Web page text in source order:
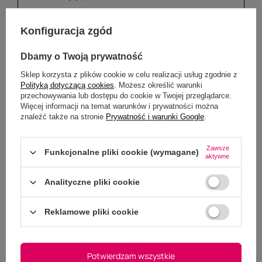
Dodaj własne zdjęcie produktu:
Nie wybrano pliku
Wyślij opinię
Konfiguracja zgód
Dbamy o Twoją prywatność
Sklep korzysta z plików cookie w celu realizacji usług zgodnie z
Polityką dotyczącą cookies. Możesz określić warunki
przechowywania lub dostępu do cookie w Twojej przeglądarce.
Więcej informacji na temat warunków i prywatności można
znaleźć także na stronie Prywatność i warunki Google.
Funkcjonalne pliki cookie (wymagane)
Zawsze
aktywne
Analityczne pliki cookie
Reklamowe pliki cookie
Potwierdzam wszystkie